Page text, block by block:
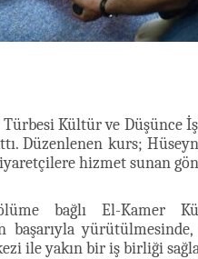
Türbesi Kültür ve Düşünce
Düzenlenen kurs;
hizmet sunan
bağlı El-Kamer
başarıyla
ile yakın bir iş birliği